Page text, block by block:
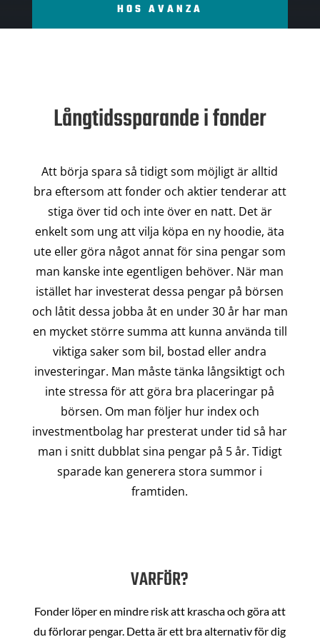
HOS AVANZA
Långtidssparande i fonder
Att börja spara så tidigt som möjligt är alltid
bra eftersom att fonder och aktier tenderar att
stiga över tid och inte över en natt. Det är
enkelt som ung att vilja köpa en ny hoodie, äta
ute eller göra något annat för sina pengar som
man kanske inte egentligen behöver. När man
istället har investerat dessa pengar på börsen
och låtit dessa jobba åt en under 30 år har man
en mycket större summa att kunna använda till
viktiga saker som bil, bostad eller andra
investeringar. Man måste tänka långsiktigt och
inte stressa för att göra bra placeringar på
börsen. Om man följer hur index och
investmentbolag har presterat under tid så har
man i snitt dubblat sina pengar på 5 år. Tidigt
sparade kan generera stora summor i
framtiden.
VARFÖR?
Fonder löper en mindre risk att krascha och göra att
du förlorar pengar. Detta är ett bra alternativ för dig